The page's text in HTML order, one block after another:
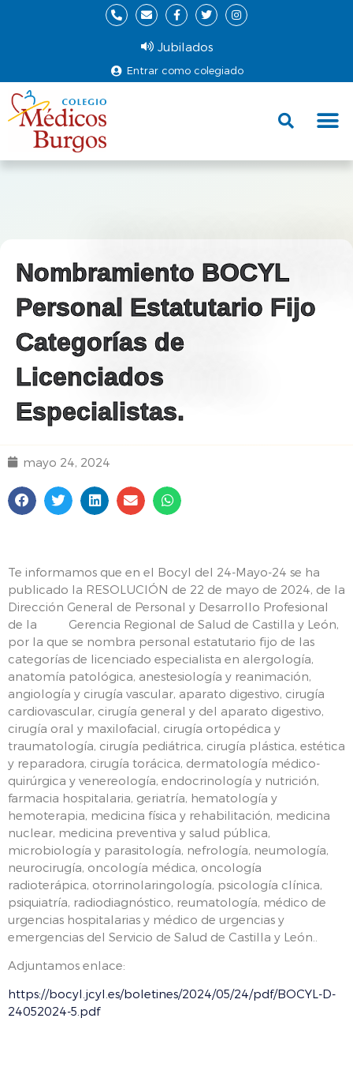
Entrar como colegiado
Jubilados
Nombramiento BOCYL
Personal Estatutario Fijo
Categorías de
Licenciados
Especialistas.
mayo 24, 2024
Te informamos que en el Bocyl del 24-Mayo-24 se ha
publicado la RESOLUCIÓN de 22 de mayo de 2024, de la
Dirección General de Personal y Desarrollo Profesional
de la Gerencia Regional de Salud de Castilla y León,
por la que se nombra personal estatutario fijo de las
categorías de licenciado especialista en alergología,
anatomía patológica, anestesiología y reanimación,
angiología y cirugía vascular, aparato digestivo, cirugía
cardiovascular, cirugía general y del aparato digestivo,
cirugía oral y maxilofacial, cirugía ortopédica y
traumatología, cirugía pediátrica, cirugía plástica, estética
y reparadora, cirugía torácica, dermatología médico-
quirúrgica y venereología, endocrinología y nutrición,
farmacia hospitalaria, geriatría, hematología y
hemoterapia, medicina física y rehabilitación, medicina
nuclear, medicina preventiva y salud pública,
microbiología y parasitología, nefrología, neumología,
neurocirugía, oncología médica, oncología
radioterápica, otorrinolaringología, psicología clínica,
psiquiatría, radiodiagnóstico, reumatología, médico de
urgencias hospitalarias y médico de urgencias y
emergencias del Servicio de Salud de Castilla y León..
Adjuntamos enlace:
https://bocyl.jcyl.es/boletines/2024/05/24/pdf/BOCYL-D-
24052024-5.pdf